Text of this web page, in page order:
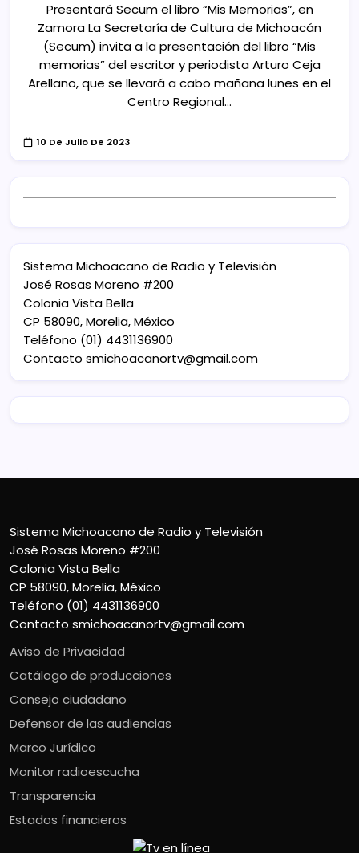
Presentará Secum el libro “Mis Memorias”, en
Zamora La Secretaría de Cultura de Michoacán
(Secum) invita a la presentación del libro “Mis
memorias” del escritor y periodista Arturo Ceja
Arellano, que se llevará a cabo mañana lunes en el
Centro Regional…
10 De Julio De 2023
Sistema Michoacano de Radio y Televisión
José Rosas Moreno #200
Colonia Vista Bella
CP 58090, Morelia, México
Teléfono (01) 4431136900
Contacto smichoacanortv@gmail.com
Sistema Michoacano de Radio y Televisión
José Rosas Moreno #200
Colonia Vista Bella
CP 58090, Morelia, México
Teléfono (01) 4431136900
Contacto smichoacanortv@gmail.com
Aviso de Privacidad
Catálogo de producciones
Consejo ciudadano
Defensor de las audiencias
Marco Jurídico
Monitor radioescucha
Transparencia
Estados financieros